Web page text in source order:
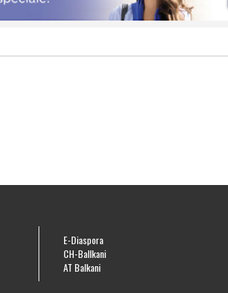
E-Diaspora
CH-Ballkani
AT Balkani